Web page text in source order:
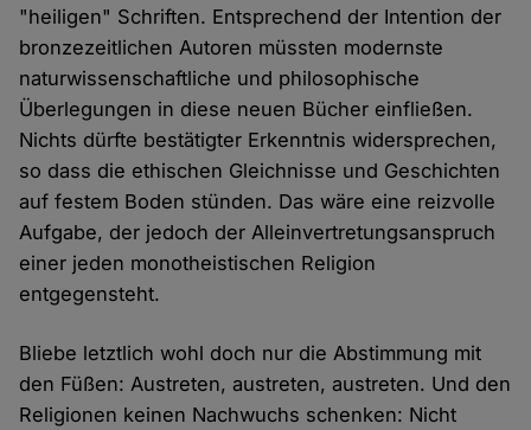
"heiligen" Schriften. Entsprechend der Intention der
bronzezeitlichen Autoren müssten modernste
naturwissenschaftliche und philosophische
Überlegungen in diese neuen Bücher einfließen.
Nichts dürfte bestätigter Erkenntnis widersprechen,
so dass die ethischen Gleichnisse und Geschichten
auf festem Boden stünden. Das wäre eine reizvolle
Aufgabe, der jedoch der Alleinvertretungsanspruch
einer jeden monotheistischen Religion
entgegensteht.
Bliebe letztlich wohl doch nur die Abstimmung mit
den Füßen: Austreten, austreten, austreten. Und den
Religionen keinen Nachwuchs schenken: Nicht